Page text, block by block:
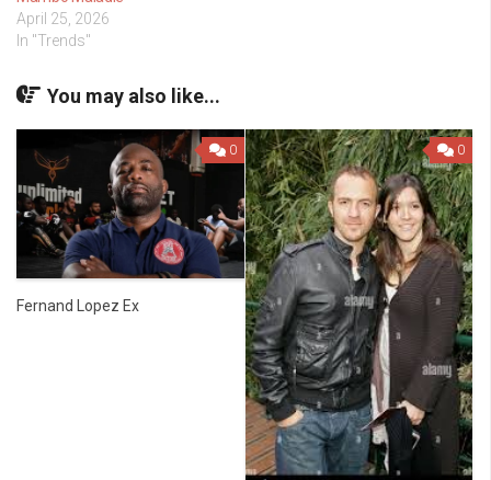
April 25, 2026
In "Trends"
You may also like...
0
Fernand Lopez Ex
0